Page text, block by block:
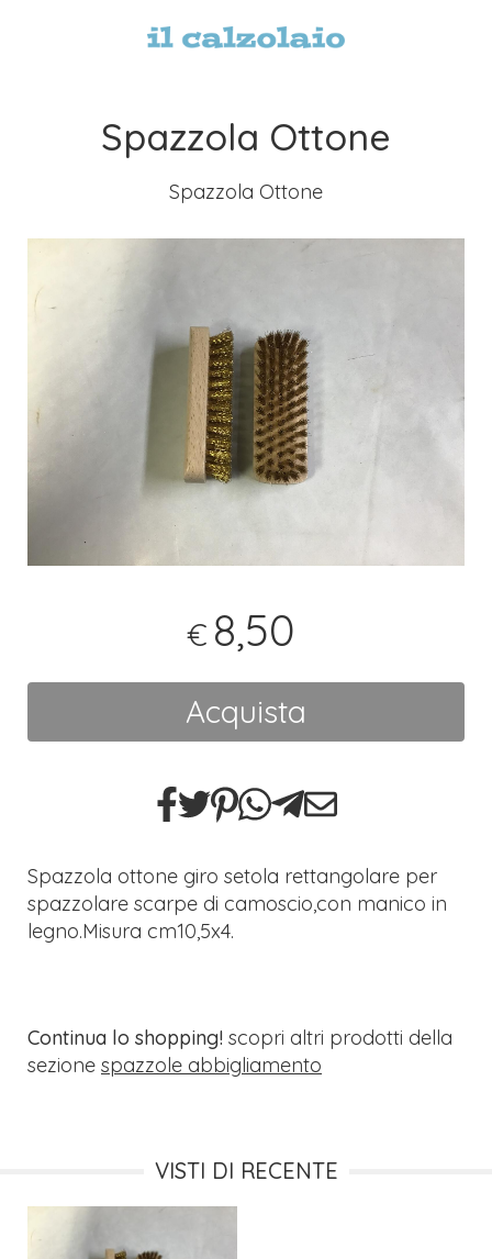
Spazzola Ottone
Spazzola Ottone
€ 8,50
Acquista
Spazzola ottone giro setola rettangolare per
spazzolare scarpe di camoscio,con manico in
legno.Misura cm10,5x4.
Continua lo shopping! scopri altri prodotti della
sezione spazzole abbigliamento
VISTI DI RECENTE